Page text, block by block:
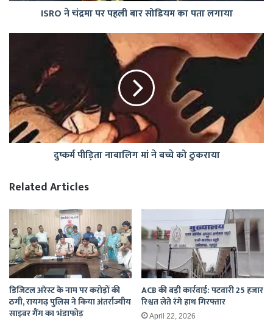
ISRO ने चंद्रमा पर पहली बार सोडियम का पता लगाया
बच्चे
को
ठुकराया
दुष्कर्म पीड़िता नाबालिग मां ने बच्चे को ठुकराया
Related Articles
डिजिटल अरेस्ट के नाम पर करोड़ों की
ठगी, रायगढ़ पुलिस ने किया अंतर्राज्यीय
साइबर गैंग का भंडाफोड़
ACB की बड़ी कार्रवाई: पटवारी 25 हजार
रिश्वत लेते रंगे हाथ गिरफ्तार
April 22, 2026